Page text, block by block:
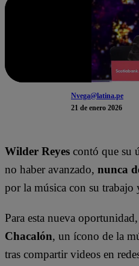
Nvega@latina.pe
21 de enero 2026
Wilder Reyes contó que su
no haber avanzado, nunca
por la música con su trabajo
Para esta nueva
Chacalón, un ícono de la
tras compartir videos en